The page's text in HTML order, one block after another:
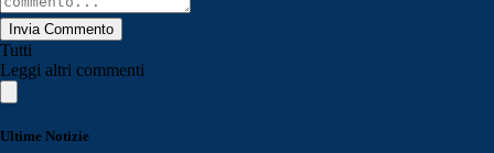
Invia Commento
Tutti
Leggi altri commenti
Ultime Notizie